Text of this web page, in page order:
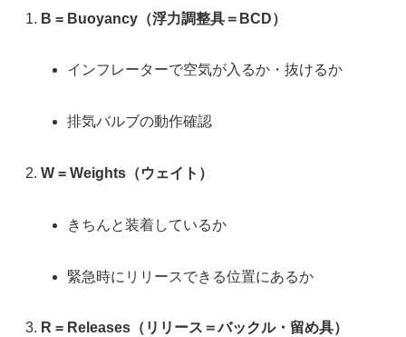
B = Buoyancy（浮力調整具＝BCD）
インフレーターで空気が入るか・抜けるか
排気バルブの動作確認
W = Weights（ウェイト）
きちんと装着しているか
緊急時にリリースできる位置にあるか
R = Releases（リリース＝バックル・留め具）